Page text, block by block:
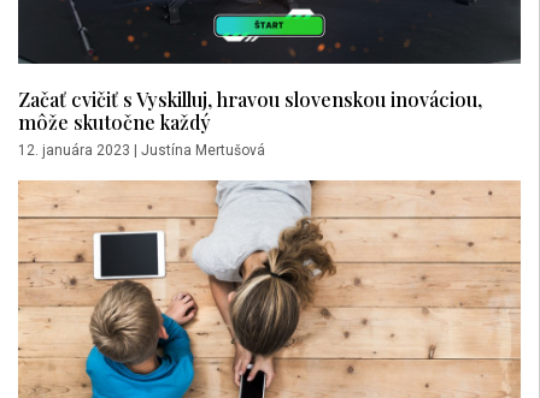
Začať cvičiť s Vyskilluj, hravou slovenskou inováciou,
môže skutočne každý
12. januára 2023 Justína Mertušová